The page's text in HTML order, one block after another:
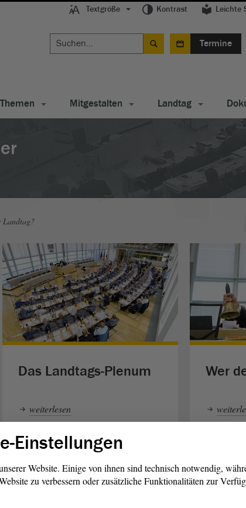
Textgröße Kontrast Leichte
Termine
Themen Mitgestalten Landtag
Landtag?
Das Landtags-Plenum
weiterlesen
Wer
Einstellungen
Website. Einige von ihnen sind technisch notwendig,
zu verbessern oder zusätzliche Funktionalitäten zur